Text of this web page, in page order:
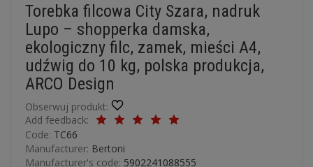
Torebka filcowa City Szara, nadruk
Lupo – shopperka damska,
ekologiczny filc, zamek, mieści A4,
udźwig do 10 kg, polska produkcja,
ARCO Design
Obserwuj produkt:
Add feedback:
Code: TC66
Manufacturer: Bertoni
Manufacturer's code: 5902241088555